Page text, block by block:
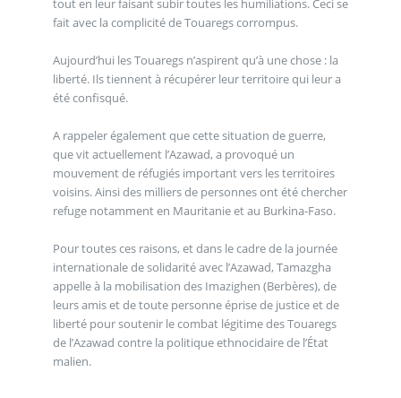
tout en leur faisant subir toutes les humiliations. Ceci se
fait avec la complicité de Touaregs corrompus.
Aujourd’hui les Touaregs n’aspirent qu’à une chose : la
liberté. Ils tiennent à récupérer leur territoire qui leur a
été confisqué.
A rappeler également que cette situation de guerre,
que vit actuellement l’Azawad, a provoqué un
mouvement de réfugiés important vers les territoires
voisins. Ainsi des milliers de personnes ont été chercher
refuge notamment en Mauritanie et au Burkina-Faso.
Pour toutes ces raisons, et dans le cadre de la journée
internationale de solidarité avec l’Azawad, Tamazgha
appelle à la mobilisation des Imazighen (Berbères), de
leurs amis et de toute personne éprise de justice et de
liberté pour soutenir le combat légitime des Touaregs
de l’Azawad contre la politique ethnocidaire de l’État
malien.